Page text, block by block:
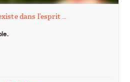
dans l’esprit …